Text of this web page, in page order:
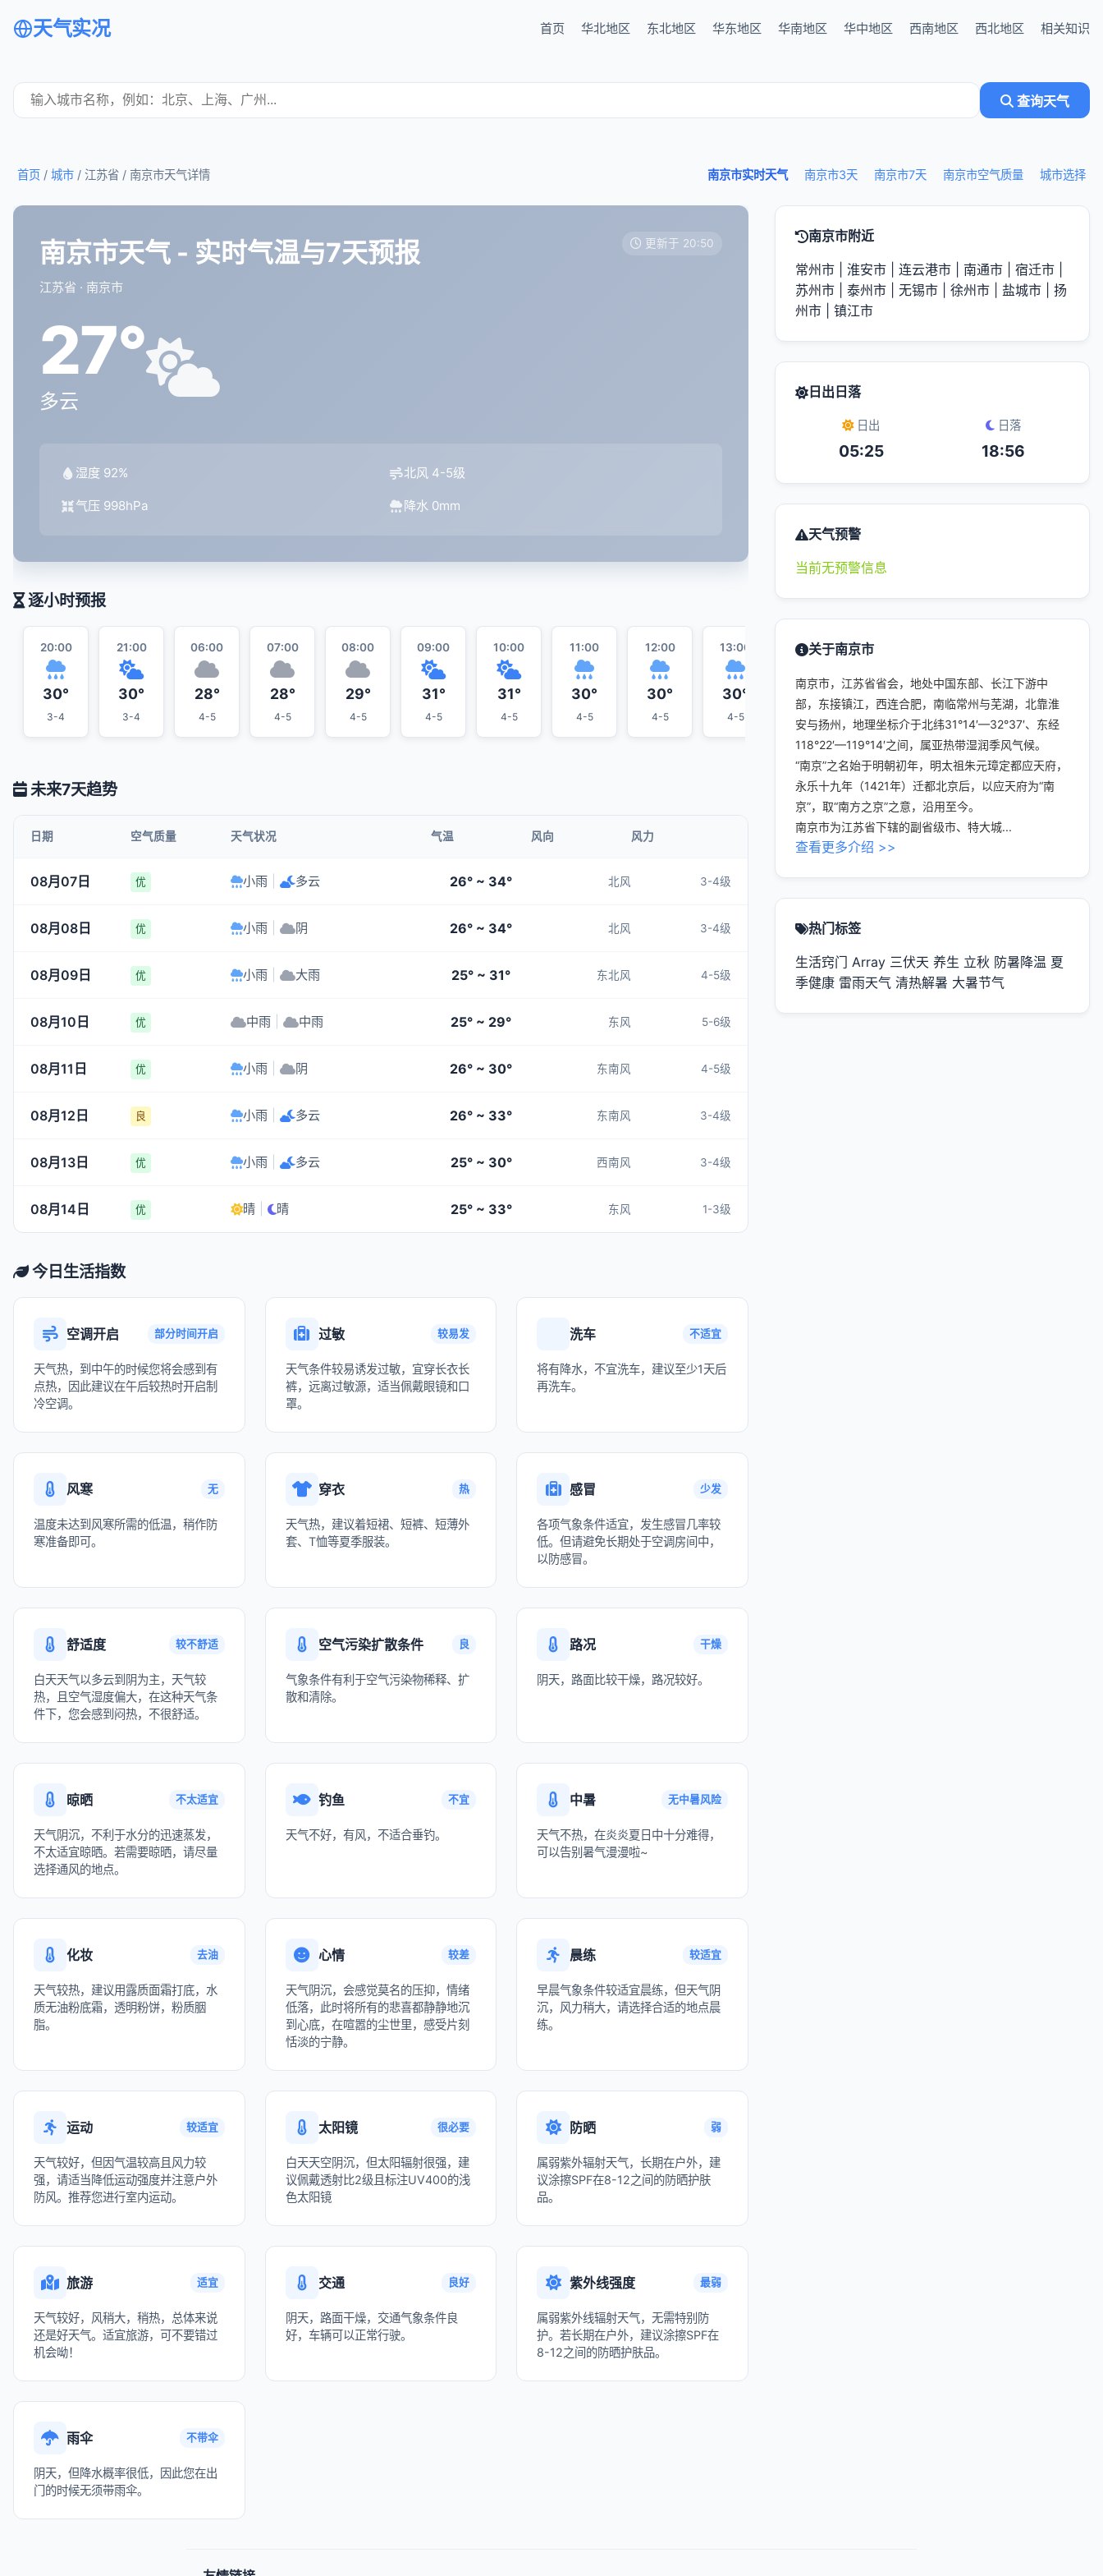
天气实况 首页 华北地区 东北地区 华东地区 华南地区 华中地区 西南地区 西北地区 相关知识
查询天气
南京市实时天气 南京市3天 南京市7天 南京市空气质量 城市选择
首页 / 城市 / 江苏省 / 南京市天气详情
南京市天气 - 实时气温与7天预报
江苏省 · 南京市
更新于 20:50
27°
多云
湿度 92% 北风 4-5级
气压 998hPa 降水 0mm
逐小时预报
20:00
30°
3-4
21:00
30°
3-4
06:00
28°
4-5
07:00
28°
4-5
08:00
29°
4-5
09:00
31°
4-5
10:00
31°
4-5
11:00
30°
4-5
12:00
30°
4-5
13:00
30°
4-5
14:00
31°
4-5
15:00
29°
4-5
30°
4-5
29°
4-5
未来7天趋势
日期 空气质量 天气状况 气温 风向 风力
08月07日 优 小雨 多云 26° ~ 34° 北风 3-4级
08月08日 优 小雨 阴 26° ~ 34° 北风 3-4级
08月09日 优 小雨 大雨 25° ~ 31° 东北风 4-5级
08月10日 优 中雨 中雨 25° ~ 29° 东风 5-6级
08月11日 优 小雨 阴 26° ~ 30° 东南风 4-5级
08月12日 良 小雨 多云 26° ~ 33° 东南风 3-4级
08月13日 优 小雨 多云 25° ~ 30° 西南风 3-4级
08月14日 优 晴 晴 25° ~ 33° 东风 1-3级
今日生活指数
空调开启 部分时间开启
天气热，到中午的时候您将会感到有
点热，因此建议在午后较热时开启制
冷空调。
过敏 较易发
天气条件较易诱发过敏，宜穿长衣长
裤，远离过敏源，适当佩戴眼镜和口
罩。
洗车 不适宜
将有降水，不宜洗车，建议至少1天后
再洗车。
风寒 无
温度未达到风寒所需的低温，稍作防
寒准备即可。
穿衣 热
天气热，建议着短裙、短裤、短薄外
套、T恤等夏季服装。
感冒 少发
各项气象条件适宜，发生感冒几率较
低。但请避免长期处于空调房间中，
以防感冒。
舒适度 较不舒适
白天天气以多云到阴为主，天气较
热，且空气湿度偏大，在这种天气条
件下，您会感到闷热，不很舒适。
空气污染扩散条件 良
气象条件有利于空气污染物稀释、扩
散和清除。
路况 干燥
阴天，路面比较干燥，路况较好。
晾晒 不太适宜
天气阴沉，不利于水分的迅速蒸发，
不太适宜晾晒。若需要晾晒，请尽量
选择通风的地点。
钓鱼 不宜
天气不好，有风，不适合垂钓。
中暑 无中暑风险
天气不热，在炎炎夏日中十分难得，
可以告别暑气漫漫啦~
化妆 去油
天气较热，建议用露质面霜打底，水
质无油粉底霜，透明粉饼，粉质胭
脂。
心情 较差
天气阴沉，会感觉莫名的压抑，情绪
低落，此时将所有的悲喜都静静地沉
到心底，在喧嚣的尘世里，感受片刻
恬淡的宁静。
晨练 较适宜
早晨气象条件较适宜晨练，但天气阴
沉，风力稍大，请选择合适的地点晨
练。
运动 较适宜
天气较好，但因气温较高且风力较
强，请适当降低运动强度并注意户外
防风。推荐您进行室内运动。
太阳镜 很必要
白天天空阴沉，但太阳辐射很强，建
议佩戴透射比2级且标注UV400的浅
色太阳镜
防晒 弱
属弱紫外辐射天气，长期在户外，建
议涂擦SPF在8-12之间的防晒护肤
品。
旅游 适宜
天气较好，风稍大，稍热，总体来说
还是好天气。适宜旅游，可不要错过
机会呦！
交通 良好
阴天，路面干燥，交通气象条件良
好，车辆可以正常行驶。
紫外线强度 最弱
属弱紫外线辐射天气，无需特别防
护。若长期在户外，建议涂擦SPF在
8-12之间的防晒护肤品。
雨伞 不带伞
阴天，但降水概率很低，因此您在出
门的时候无须带雨伞。
南京市附近
常州市 淮安市 连云港市 南通市 宿迁市
苏州市
泰州市 无锡市 徐州市 盐城市
扬
州市
镇江市
日出日落
日出
05:25
日落
18:56
天气预警
当前无预警信息
关于南京市
南京市，江苏省省会，地处中国东部、长江下游中
部，东接镇江，西连合肥，南临常州与芜湖，北靠淮
安与扬州，地理坐标介于北纬31°14′—32°37′、东经
118°22′—119°14′之间，属亚热带湿润季风气候。
“南京”之名始于明朝初年，明太祖朱元璋定都应天府，
永乐十九年（1421年）迁都北京后，以应天府为“南
京”，取“南方之京”之意，沿用至今。
南京市为江苏省下辖的副省级市、特大城...
查看更多介绍 >>
热门标签
生活窍门 Array 三伏天 养生 立秋 防暑降温 夏
季健康 雷雨天气 清热解暑 大暑节气